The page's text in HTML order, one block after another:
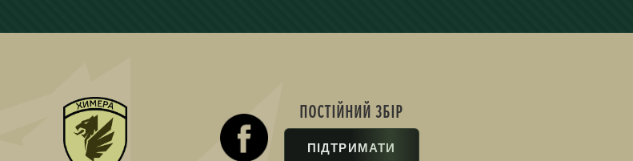
ПОСТІЙНИЙ ЗБІР
ПІДТРИМАТИ